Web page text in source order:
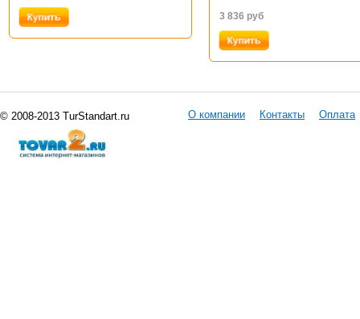
3 836 руб
© 2008-2013 TurStandart.ru О компании Контакты Оплата